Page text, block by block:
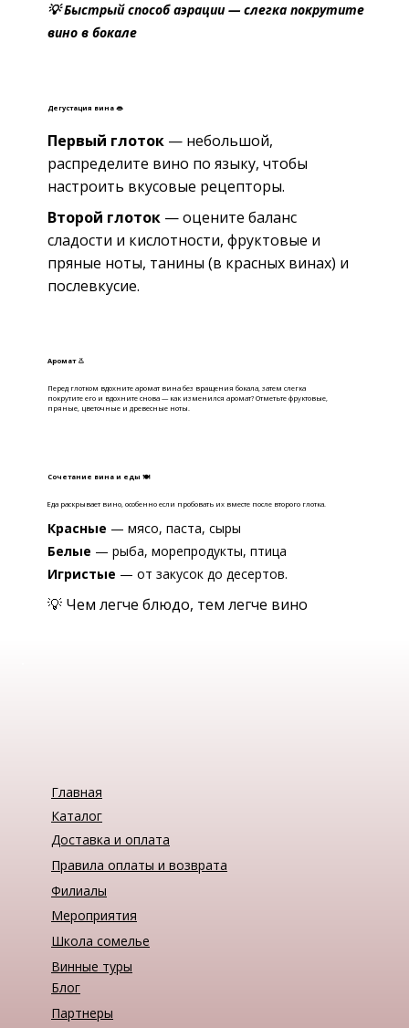
💡 Быстрый способ аэрации — слегка покрутите
вино в бокале
Дегустация вина 👄
Первый глоток— небольшой,
распределите вино по языку, чтобы
настроить вкусовые рецепторы.
Второй глоток— оцените баланс
сладости и кислотности, фруктовые и
пряные ноты, танины (в красных винах) и
послевкусие.
Аромат 👃
Перед глотком вдохните аромат вина без вращения бокала, затем слегка
покрутите его и вдохните снова — как изменился аромат? Отметьте фруктовые,
пряные, цветочные и древесные ноты.
Сочетание вина и еды 🍽
Еда раскрывает вино, особенно если пробовать их вместе после второго глотка.
Красные — мясо, паста, сыры
Белые — рыба, морепродукты, птица
Игристые — от закусок до десертов.
💡 Чем легче блюдо, тем легче вино
Главная
Каталог
Доставка и оплата
Правила оплаты и возврата
Филиалы
Мероприятия
Школа сомелье
Винные туры
Блог
Партнеры